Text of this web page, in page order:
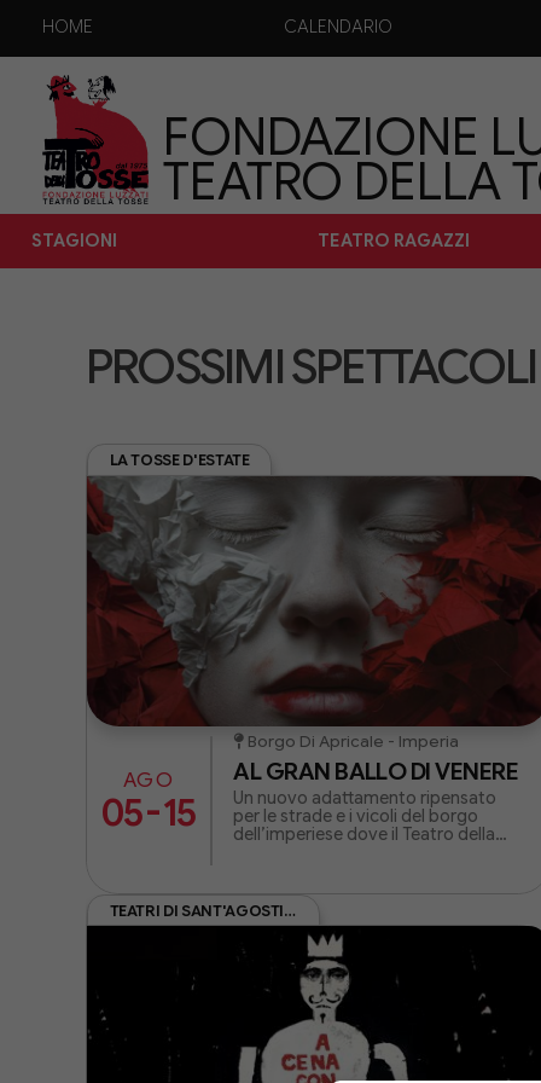
PROSSIMI SPETTACOLI
LA TOSSE D'ESTATE
AGO
05-15
Borgo Di Apricale - Imperia
AL GRAN BALLO DI VENERE
Un nuovo adattamento ripensato
per le strade e i vicoli del borgo
dell’imperiese dove il Teatro della
TEATRI DI SANT'AGOSTINO
HOME CALENDARIO
FONDAZIONE
TEATRO DELLA
STAGIONI TEATRO RAGAZZI